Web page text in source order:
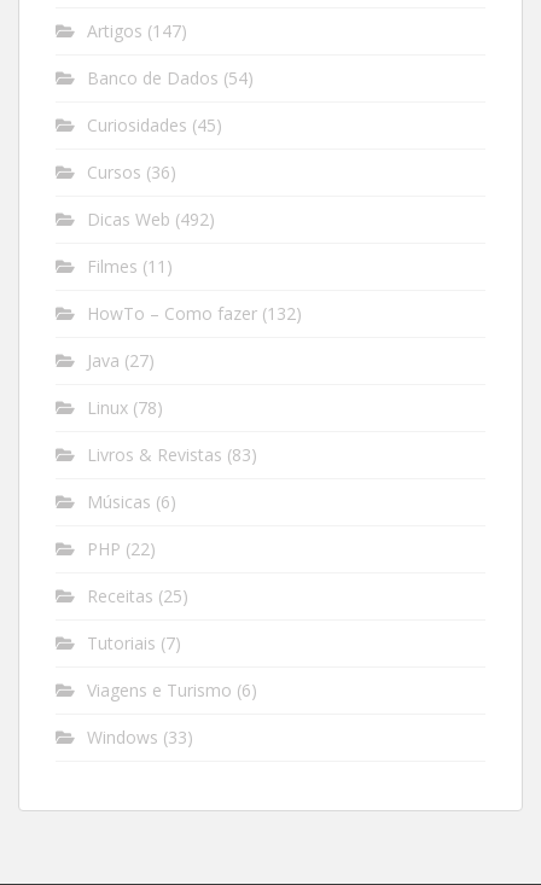
Artigos (147)
Banco de Dados (54)
Curiosidades (45)
Cursos (36)
Dicas Web (492)
Filmes (11)
HowTo – Como fazer (132)
Java (27)
Linux (78)
Livros & Revistas (83)
Músicas (6)
PHP (22)
Receitas (25)
Tutoriais (7)
Viagens e Turismo (6)
Windows (33)